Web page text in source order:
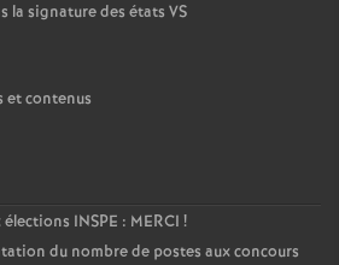
la signature des états VS
et contenus
élections INSPE : MERCI !
du nombre de postes aux concours